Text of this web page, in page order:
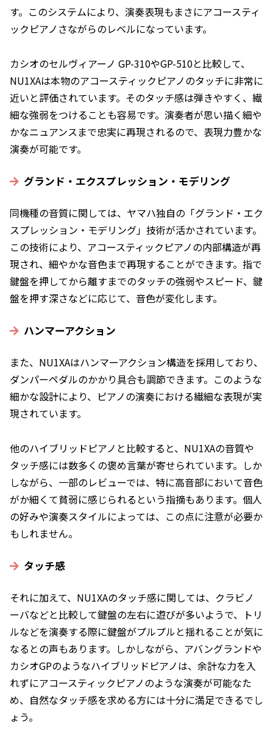
す。このシステムにより、演奏表現もまさにアコースティ
ックピアノさながらのレベルになっています。
カシオのセルヴィアーノ GP-310やGP-510と比較して、
NU1XAは本物のアコースティックピアノのタッチに非常に
近いと評価されています。そのタッチ感は弾きやすく、繊
細な強弱をつけることも容易です。演奏者が思い描く細や
かなニュアンスまで忠実に再現されるので、表現力豊かな
演奏が可能です。
グランド・エクスプレッション・モデリング
同機種の音質に関しては、ヤマハ独自の「グランド・エク
スプレッション・モデリング」技術が活かされています。
この技術により、アコースティックピアノの内部構造が再
現され、細やかな音色まで再現することができます。指で
鍵盤を押してから離すまでのタッチの強弱やスピード、鍵
盤を押す深さなどに応じて、音色が変化します。
ハンマーアクション
また、NU1XAはハンマーアクション構造を採用しており、
ダンパーペダルのかかり具合も調節できます。このような
細かな設計により、ピアノの演奏における繊細な表現が実
現されています。
他のハイブリッドピアノと比較すると、NU1XAの音質や
タッチ感には数多くの褒め言葉が寄せられています。しか
しながら、一部のレビューでは、特に高音部において音色
がか細くて貧弱に感じられるという指摘もあります。個人
の好みや演奏スタイルによっては、この点に注意が必要か
もしれません。
タッチ感
それに加えて、NU1XAのタッチ感に関しては、クラビノ
ーバなどと比較して鍵盤の左右に遊びが多いようで、トリ
ルなどを演奏する際に鍵盤がプルプルと揺れることが気に
なるとの声もあります。しかしながら、アバングランドや
カシオGPのようなハイブリッドピアノは、余計な力を入
れずにアコースティックピアノのような演奏が可能なた
め、自然なタッチ感を求める方には十分に満足できるでし
ょう。